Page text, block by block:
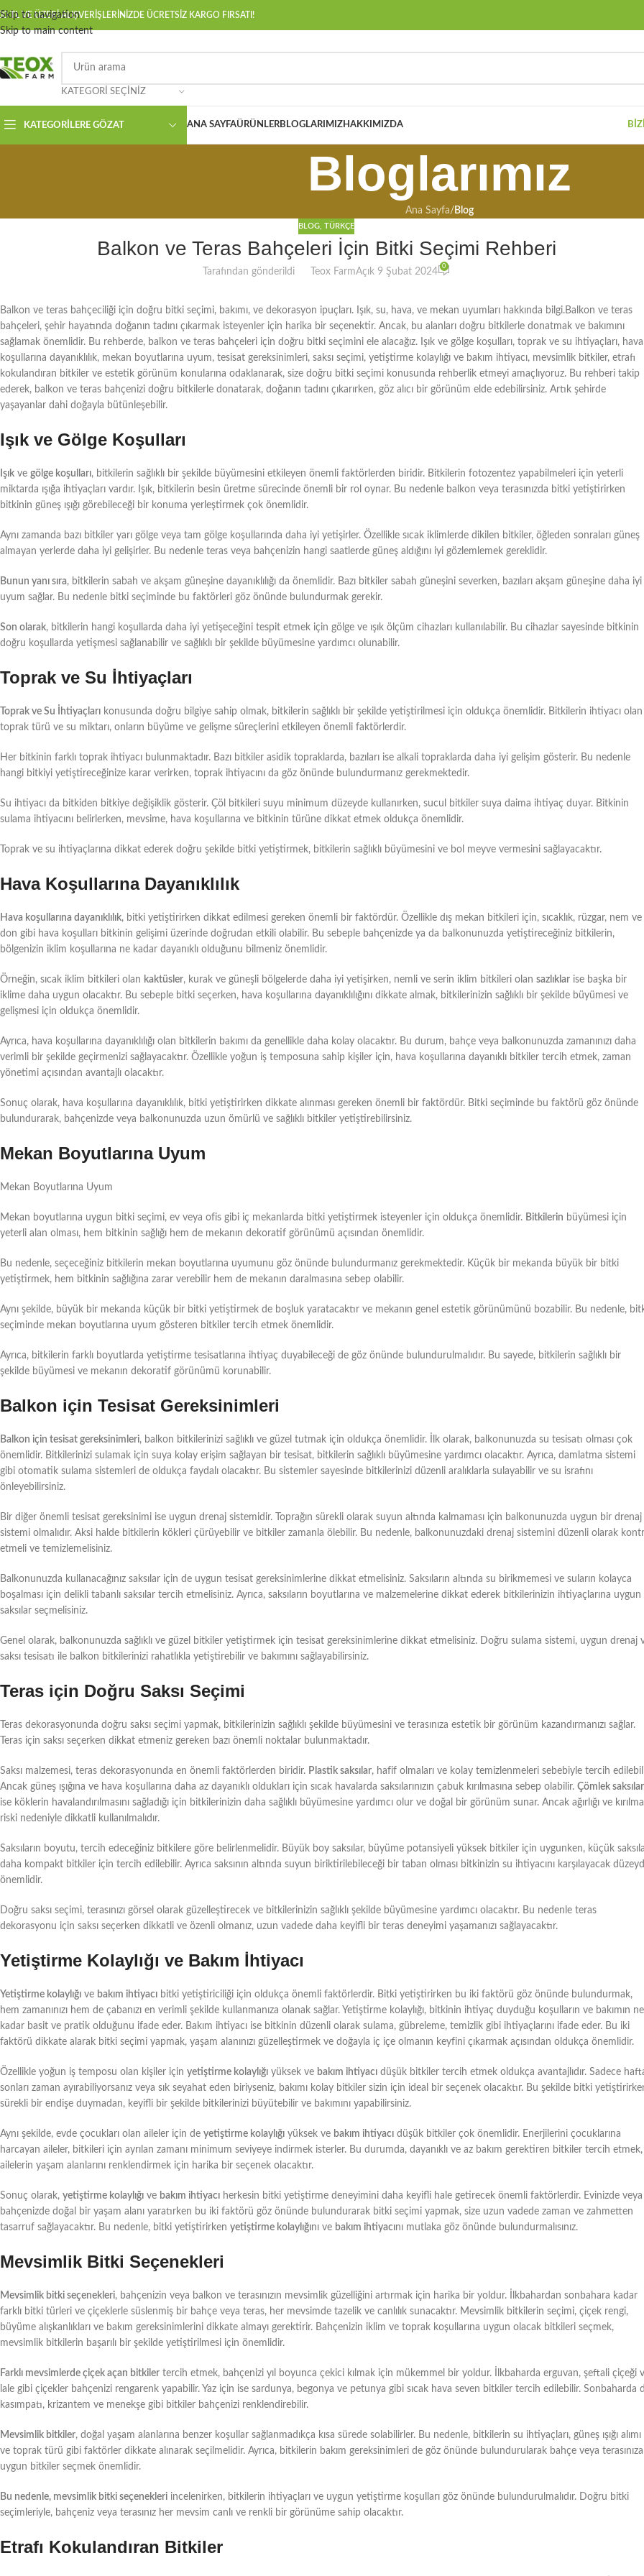
Skip to navigation
Skip to main content
TL VE ÜZERİ ALIŞVERİŞLERİNİZDE ÜCRETSİZ KARGO FIRSATI!
KATEGORI SEÇINIZ
KATEGORILERE GÖZAT ANA SAYFAÜRÜNLERBLOGLARIMIZHAKKIMIZDA
Bloglarımız
Ana Sayfa/ Blog
BLOG ,TÜRKÇE
Balkon ve Teras Bahçeleri İçin Bitki Seçimi Rehberi
Tarafından gönderildi Teox FarmAçık 9 Şubat 2024
0
Balkon ve teras bahçeciliği için doğru bitki seçimi, bakımı, ve dekorasyon ipuçları. Işık, su, hava, ve mekan uyumları hakkında bilgi.Balkon ve teras
bahçeleri, şehir hayatında doğanın tadını çıkarmak isteyenler için harika bir seçenektir. Ancak, bu alanları doğru bitkilerle donatmak ve bakımını
sağlamak önemlidir. Bu rehberde, balkon ve teras bahçeleri için doğru bitki seçimini ele alacağız. Işık ve gölge koşulları, toprak ve su ihtiyaçları, hava
koşullarına dayanıklılık, mekan boyutlarına uyum, tesisat gereksinimleri, saksı seçimi, yetiştirme kolaylığı ve bakım ihtiyacı, mevsimlik bitkiler, etrafı
kokulandıran bitkiler ve estetik görünüm konularına odaklanarak, size doğru bitki seçimi konusunda rehberlik etmeyi amaçlıyoruz. Bu rehberi takip
ederek, balkon ve teras bahçenizi doğru bitkilerle donatarak, doğanın tadını çıkarırken, göz alıcı bir görünüm elde edebilirsiniz. Artık şehirde
yaşayanlar dahi doğayla bütünleşebilir.
Işık ve Gölge Koşulları
Işık ve gölge koşulları, bitkilerin sağlıklı bir şekilde büyümesini etkileyen önemli faktörlerden biridir. Bitkilerin fotozentez yapabilmeleri için yeterli
miktarda ışığa ihtiyaçları vardır. Işık, bitkilerin besin üretme sürecinde önemli bir rol oynar. Bu nedenle balkon veya terasınızda bitki yetiştirirken
bitkinin güneş ışığı görebileceği bir konuma yerleştirmek çok önemlidir.
Aynı zamanda bazı bitkiler yarı gölge veya tam gölge koşullarında daha iyi yetişirler. Özellikle sıcak iklimlerde dikilen bitkiler, öğleden sonraları güneş
almayan yerlerde daha iyi gelişirler. Bu nedenle teras veya bahçenizin hangi saatlerde güneş aldığını iyi gözlemlemek gereklidir.
Bunun yanı sıra, bitkilerin sabah ve akşam güneşine dayanıklılığı da önemlidir. Bazı bitkiler sabah güneşini severken, bazıları akşam güneşine daha iyi
uyum sağlar. Bu nedenle bitki seçiminde bu faktörleri göz önünde bulundurmak gerekir.
Son olarak, bitkilerin hangi koşullarda daha iyi yetişeceğini tespit etmek için gölge ve ışık ölçüm cihazları kullanılabilir. Bu cihazlar sayesinde bitkinin
doğru koşullarda yetişmesi sağlanabilir ve sağlıklı bir şekilde büyümesine yardımcı olunabilir.
Toprak ve Su İhtiyaçları
Toprak ve Su İhtiyaçları konusunda doğru bilgiye sahip olmak, bitkilerin sağlıklı bir şekilde yetiştirilmesi için oldukça önemlidir. Bitkilerin ihtiyacı olan
toprak türü ve su miktarı, onların büyüme ve gelişme süreçlerini etkileyen önemli faktörlerdir.
Her bitkinin farklı toprak ihtiyacı bulunmaktadır. Bazı bitkiler asidik topraklarda, bazıları ise alkali topraklarda daha iyi gelişim gösterir. Bu nedenle
hangi bitkiyi yetiştireceğinize karar verirken, toprak ihtiyacını da göz önünde bulundurmanız gerekmektedir.
Su ihtiyacı da bitkiden bitkiye değişiklik gösterir. Çöl bitkileri suyu minimum düzeyde kullanırken, sucul bitkiler suya daima ihtiyaç duyar. Bitkinin
sulama ihtiyacını belirlerken, mevsime, hava koşullarına ve bitkinin türüne dikkat etmek oldukça önemlidir.
Toprak ve su ihtiyaçlarına dikkat ederek doğru şekilde bitki yetiştirmek, bitkilerin sağlıklı büyümesini ve bol meyve vermesini sağlayacaktır.
Hava Koşullarına Dayanıklılık
Hava koşullarına dayanıklılık, bitki yetiştirirken dikkat edilmesi gereken önemli bir faktördür. Özellikle dış mekan bitkileri için, sıcaklık, rüzgar, nem ve
don gibi hava koşulları bitkinin gelişimi üzerinde doğrudan etkili olabilir. Bu sebeple bahçenizde ya da balkonunuzda yetiştireceğiniz bitkilerin,
bölgenizin iklim koşullarına ne kadar dayanıklı olduğunu bilmeniz önemlidir.
Örneğin, sıcak iklim bitkileri olan kaktüsler, kurak ve güneşli bölgelerde daha iyi yetişirken, nemli ve serin iklim bitkileri olan sazlıklar ise başka bir
iklime daha uygun olacaktır. Bu sebeple bitki seçerken, hava koşullarına dayanıklılığını dikkate almak, bitkilerinizin sağlıklı bir şekilde büyümesi ve
gelişmesi için oldukça önemlidir.
Ayrıca, hava koşullarına dayanıklılığı olan bitkilerin bakımı da genellikle daha kolay olacaktır. Bu durum, bahçe veya balkonunuzda zamanınızı daha
verimli bir şekilde geçirmenizi sağlayacaktır. Özellikle yoğun iş temposuna sahip kişiler için, hava koşullarına dayanıklı bitkiler tercih etmek, zaman
yönetimi açısından avantajlı olacaktır.
Sonuç olarak, hava koşullarına dayanıklılık, bitki yetiştirirken dikkate alınması gereken önemli bir faktördür. Bitki seçiminde bu faktörü göz önünde
bulundurarak, bahçenizde veya balkonunuzda uzun ömürlü ve sağlıklı bitkiler yetiştirebilirsiniz.
Mekan Boyutlarına Uyum
Mekan Boyutlarına Uyum
Mekan boyutlarına uygun bitki seçimi, ev veya ofis gibi iç mekanlarda bitki yetiştirmek isteyenler için oldukça önemlidir. Bitkilerin büyümesi için
yeterli alan olması, hem bitkinin sağlığı hem de mekanın dekoratif görünümü açısından önemlidir.
Bu nedenle, seçeceğiniz bitkilerin mekan boyutlarına uyumunu göz önünde bulundurmanız gerekmektedir. Küçük bir mekanda büyük bir bitki
yetiştirmek, hem bitkinin sağlığına zarar verebilir hem de mekanın daralmasına sebep olabilir.
Aynı şekilde, büyük bir mekanda küçük bir bitki yetiştirmek de boşluk yaratacaktır ve mekanın genel estetik görünümünü bozabilir. Bu nedenle,
seçiminde mekan boyutlarına uyum gösteren bitkiler tercih etmek önemlidir.
Ayrıca, bitkilerin farklı boyutlarda yetiştirme tesisatlarına ihtiyaç duyabileceği de göz önünde bulundurulmalıdır. Bu sayede, bitkilerin sağlıklı bir
şekilde büyümesi ve mekanın dekoratif görünümü korunabilir.
Balkon için Tesisat Gereksinimleri
Balkon için tesisat gereksinimleri, balkon bitkilerinizi sağlıklı ve güzel tutmak için oldukça önemlidir. İlk olarak, balkonunuzda su tesisatı olması çok
önemlidir. Bitkilerinizi sulamak için suya kolay erişim sağlayan bir tesisat, bitkilerin sağlıklı büyümesine yardımcı olacaktır. Ayrıca, damlatma sistemi
gibi otomatik sulama sistemleri de oldukça faydalı olacaktır. Bu sistemler sayesinde bitkilerinizi düzenli aralıklarla sulayabilir ve su israfını
önleyebilirsiniz.
Bir diğer önemli tesisat gereksinimi ise uygun drenaj sistemidir. Toprağın sürekli olarak suyun altında kalmaması için balkonunuzda uygun bir drenaj
sistemi olmalıdır. Aksi halde bitkilerin kökleri çürüyebilir ve bitkiler zamanla ölebilir. Bu nedenle, balkonunuzdaki drenaj sistemini düzenli olarak
etmeli ve temizlemelisiniz.
Balkonunuzda kullanacağınız saksılar için de uygun tesisat gereksinimlerine dikkat etmelisiniz. Saksıların altında su birikmemesi ve suların kolayca
boşalması için delikli tabanlı saksılar tercih etmelisiniz. Ayrıca, saksıların boyutlarına ve malzemelerine dikkat ederek bitkilerinizin ihtiyaçlarına uygun
saksılar seçmelisiniz.
Genel olarak, balkonunuzda sağlıklı ve güzel bitkiler yetiştirmek için tesisat gereksinimlerine dikkat etmelisiniz. Doğru sulama sistemi, uygun drenaj
saksı tesisatı ile balkon bitkilerinizi rahatlıkla yetiştirebilir ve bakımını sağlayabilirsiniz.
Teras için Doğru Saksı Seçimi
Teras dekorasyonunda doğru saksı seçimi yapmak, bitkilerinizin sağlıklı şekilde büyümesini ve terasınıza estetik bir görünüm kazandırmanızı sağlar.
Teras için saksı seçerken dikkat etmeniz gereken bazı önemli noktalar bulunmaktadır.
Saksı malzemesi, teras dekorasyonunda en önemli faktörlerden biridir. Plastik saksılar, hafif olmaları ve kolay temizlenmeleri sebebiyle tercih
Ancak güneş ışığına ve hava koşullarına daha az dayanıklı oldukları için sıcak havalarda saksılarınızın çabuk kırılmasına sebep olabilir. Çömlek saksılar
ise köklerin havalandırılmasını sağladığı için bitkilerinizin daha sağlıklı büyümesine yardımcı olur ve doğal bir görünüm sunar. Ancak ağırlığı ve kırılma
riski nedeniyle dikkatli kullanılmalıdır.
Saksıların boyutu, tercih edeceğiniz bitkilere göre belirlenmelidir. Büyük boy saksılar, büyüme potansiyeli yüksek bitkiler için uygunken, küçük
daha kompakt bitkiler için tercih edilebilir. Ayrıca saksının altında suyun biriktirilebileceği bir taban olması bitkinizin su ihtiyacını karşılayacak
önemlidir.
Doğru saksı seçimi, terasınızı görsel olarak güzelleştirecek ve bitkilerinizin sağlıklı şekilde büyümesine yardımcı olacaktır. Bu nedenle teras
dekorasyonu için saksı seçerken dikkatli ve özenli olmanız, uzun vadede daha keyifli bir teras deneyimi yaşamanızı sağlayacaktır.
Yetiştirme Kolaylığı ve Bakım İhtiyacı
Yetiştirme kolaylığı ve bakım ihtiyacı bitki yetiştiriciliği için oldukça önemli faktörlerdir. Bitki yetiştirirken bu iki faktörü göz önünde bulundurmak,
hem zamanınızı hem de çabanızı en verimli şekilde kullanmanıza olanak sağlar. Yetiştirme kolaylığı, bitkinin ihtiyaç duyduğu koşulların ve bakımın ne
kadar basit ve pratik olduğunu ifade eder. Bakım ihtiyacı ise bitkinin düzenli olarak sulama, gübreleme, temizlik gibi ihtiyaçlarını ifade eder. Bu iki
faktörü dikkate alarak bitki seçimi yapmak, yaşam alanınızı güzelleştirmek ve doğayla iç içe olmanın keyfini çıkarmak açısından oldukça önemlidir.
Özellikle yoğun iş temposu olan kişiler için yetiştirme kolaylığı yüksek ve bakım ihtiyacı düşük bitkiler tercih etmek oldukça avantajlıdır. Sadece
sonları zaman ayırabiliyorsanız veya sık seyahat eden biriyseniz, bakımı kolay bitkiler sizin için ideal bir seçenek olacaktır. Bu şekilde bitki
sürekli bir endişe duymadan, keyifli bir şekilde bitkilerinizi büyütebilir ve bakımını yapabilirsiniz.
Aynı şekilde, evde çocukları olan aileler için de yetiştirme kolaylığı yüksek ve bakım ihtiyacı düşük bitkiler çok önemlidir. Enerjilerini çocuklarına
harcayan aileler, bitkileri için ayrılan zamanı minimum seviyeye indirmek isterler. Bu durumda, dayanıklı ve az bakım gerektiren bitkiler tercih etmek,
ailelerin yaşam alanlarını renklendirmek için harika bir seçenek olacaktır.
Sonuç olarak, yetiştirme kolaylığı ve bakım ihtiyacı herkesin bitki yetiştirme deneyimini daha keyifli hale getirecek önemli faktörlerdir. Evinizde veya
bahçenizde doğal bir yaşam alanı yaratırken bu iki faktörü göz önünde bulundurarak bitki seçimi yapmak, size uzun vadede zaman ve zahmetten
tasarruf sağlayacaktır. Bu nedenle, bitki yetiştirirken yetiştirme kolaylığını ve bakım ihtiyacını mutlaka göz önünde bulundurmalısınız.
Mevsimlik Bitki Seçenekleri
Mevsimlik bitki seçenekleri, bahçenizin veya balkon ve terasınızın mevsimlik güzelliğini artırmak için harika bir yoldur. İlkbahardan sonbahara kadar
farklı bitki türleri ve çiçeklerle süslenmiş bir bahçe veya teras, her mevsimde tazelik ve canlılık sunacaktır. Mevsimlik bitkilerin seçimi, çiçek rengi,
büyüme alışkanlıkları ve bakım gereksinimlerini dikkate almayı gerektirir. Bahçenizin iklim ve toprak koşullarına uygun olacak bitkileri seçmek,
mevsimlik bitkilerin başarılı bir şekilde yetiştirilmesi için önemlidir.
Farklı mevsimlerde çiçek açan bitkiler tercih etmek, bahçenizi yıl boyunca çekici kılmak için mükemmel bir yoldur. İlkbaharda erguvan, şeftali çiçeği
lale gibi çiçekler bahçenizi rengarenk yapabilir. Yaz için ise sardunya, begonya ve petunya gibi sıcak hava seven bitkiler tercih edilebilir. Sonbaharda
kasımpatı, krizantem ve menekşe gibi bitkiler bahçenizi renklendirebilir.
Mevsimlik bitkiler, doğal yaşam alanlarına benzer koşullar sağlanmadıkça kısa sürede solabilirler. Bu nedenle, bitkilerin su ihtiyaçları, güneş ışığı alımı
ve toprak türü gibi faktörler dikkate alınarak seçilmelidir. Ayrıca, bitkilerin bakım gereksinimleri de göz önünde bulundurularak bahçe veya terasınıza
uygun bitkiler seçmek önemlidir.
Bu nedenle, mevsimlik bitki seçenekleri incelenirken, bitkilerin ihtiyaçları ve uygun yetiştirme koşulları göz önünde bulundurulmalıdır. Doğru bitki
seçimleriyle, bahçeniz veya terasınız her mevsim canlı ve renkli bir görünüme sahip olacaktır.
Etrafı Kokulandıran Bitkiler